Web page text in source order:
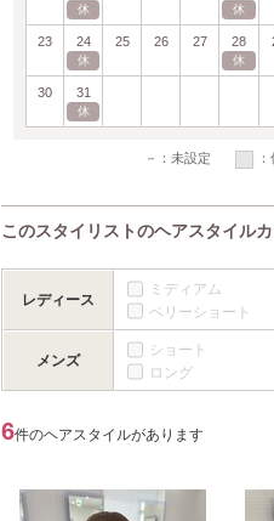
休 休
23 24
休
25 26 27 28
休
30 31
休
－ ：未設定
このスタイリストのヘアスタイル
レディース
ミディアム
ベリーショート
メンズ
ショート
ロング
6件のヘアスタイルがあります